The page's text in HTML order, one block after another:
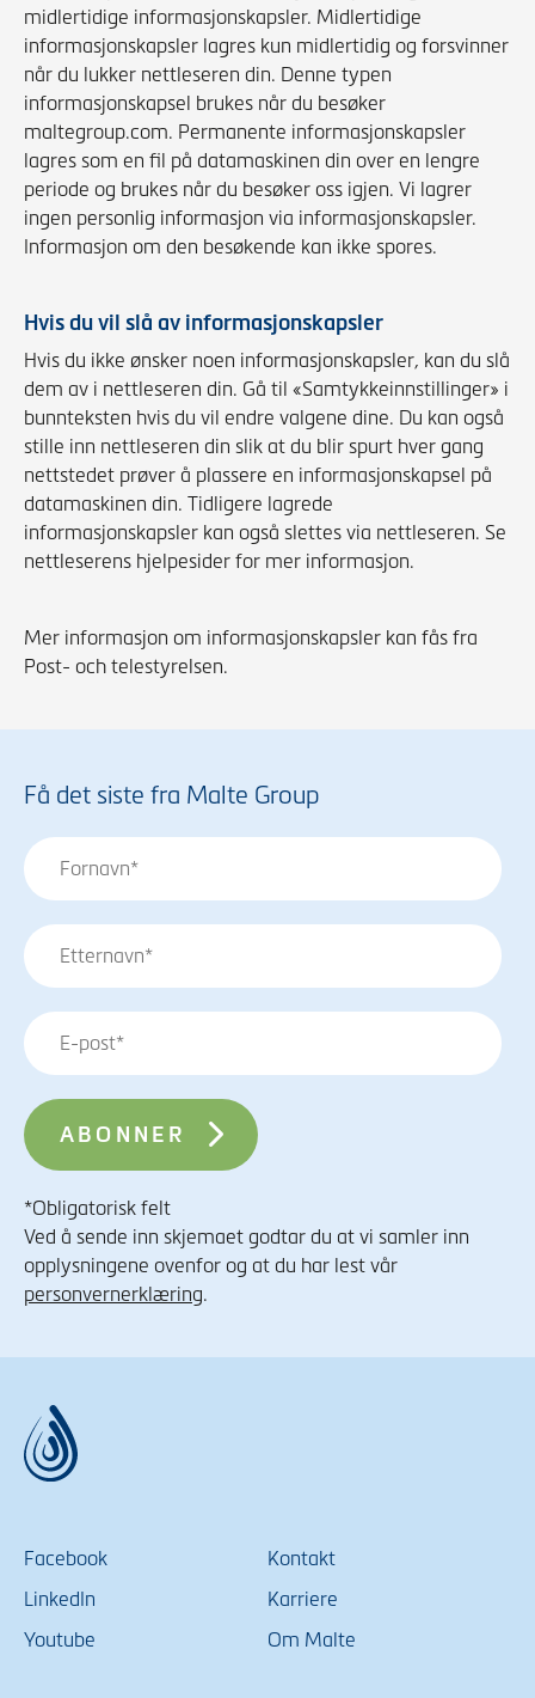
midlertidige informasjonskapsler. Midlertidige
informasjonskapsler lagres kun midlertidig og forsvinner
når du lukker nettleseren din. Denne typen
informasjonskapsel brukes når du besøker
maltegroup.com. Permanente informasjonskapsler
lagres som en fil på datamaskinen din over en lengre
periode og brukes når du besøker oss igjen. Vi lagrer
ingen personlig informasjon via informasjonskapsler.
Informasjon om den besøkende kan ikke spores.
Hvis du vil slå av informasjonskapsler
Hvis du ikke ønsker noen informasjonskapsler, kan du slå
dem av i nettleseren din. Gå til «Samtykkeinnstillinger» i
bunnteksten hvis du vil endre valgene dine. Du kan også
stille inn nettleseren din slik at du blir spurt hver gang
nettstedet prøver å plassere en informasjonskapsel på
datamaskinen din. Tidligere lagrede
informasjonskapsler kan også slettes via nettleseren. Se
nettleserens hjelpesider for mer informasjon.
Mer informasjon om informasjonskapsler kan fås fra
Post- och telestyrelsen.
Få det siste fra Malte Group
*Obligatorisk felt
Ved å sende inn skjemaet godtar du at vi samler inn
opplysningene ovenfor og at du har lest vår
personvernerklæring.
Facebook
LinkedIn
Youtube
Kontakt
Karriere
Om Malte